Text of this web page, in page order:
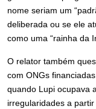
nome seriam um
deliberada ou se ele
como uma “rainha da
O relator também
com ONGs
quando Lupi ocupava
irregularidades a